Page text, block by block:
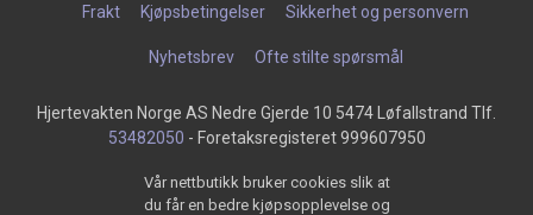
Frakt Kjøpsbetingelser Sikkerhet og personvern
Nyhetsbrev Ofte stilte spørsmål
Hjertevakten Norge AS Nedre Gjerde 10 5474 Løfallstrand Tlf.
53482050 - Foretaksregisteret 999607950
Vår nettbutikk bruker cookies slik at
du får en bedre kjøpsopplevelse og